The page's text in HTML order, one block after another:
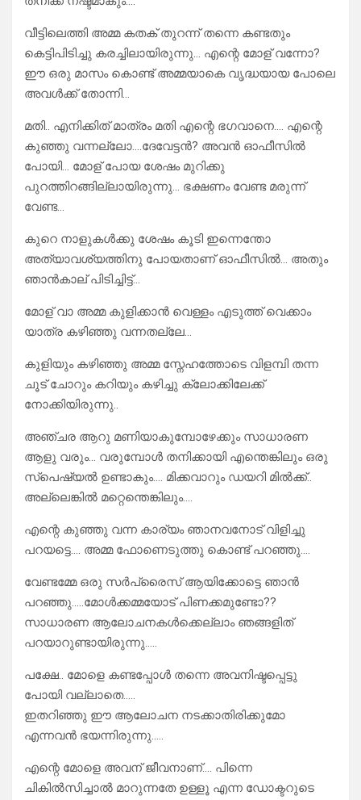
വീട്ടിലെത്തി അമ്മ കതക് തുറന്ന് തന്നെ കണ്ടതും
കെട്ടിപിടിച്ചു കരച്ചിലായിരുന്നു… എന്റെ മോള് വന്നോ?
ഈ ഒരു മാസം കൊണ്ട് അമ്മയാകെ വൃദ്ധയായ പോലെ
അവൾക്ക് തോന്നി…
മതി.. എനിക്കിത് മാത്രം മതി എന്റെ ഭഗവാനെ…. എന്റെ
കുഞ്ഞു വന്നല്ലോ….ദേവേട്ടൻ? അവൻ ഓഫീസിൽ
പോയി… മോള് പോയ ശേഷം മുറിക്കു
പുറത്തിറങ്ങില്ലായിരുന്നു… ഭക്ഷണം വേണ്ട മരുന്ന്
വേണ്ട…
കുറെ നാളുകൾക്കു ശേഷം കൂടി ഇന്നെന്തോ
അത്യാവശ്യത്തിനു പോയതാണ് ഓഫീസിൽ… അതും
ഞാൻകാല് പിടിച്ചിട്ട്…
മോള് വാ അമ്മ കുളിക്കാൻ വെള്ളം എടുത്ത് വെക്കാം
യാത്ര കഴിഞ്ഞു വന്നതല്ലേ…
കുളിയും കഴിഞ്ഞു അമ്മ സ്നേഹത്തോടെ വിളമ്പി തന്ന
ചൂട് ചോറും കറിയും കഴിച്ചു ക്ലോക്കിലേക്ക്
നോക്കിയിരുന്നു..
അഞ്ചര ആറു മണിയാകുമ്പോഴേക്കും സാധാരണ
ആളു വരും… വരുമ്പോൾ തനിക്കായി എന്തെങ്കിലും ഒരു
സ്പെഷ്യൽ ഉണ്ടാകും…. മിക്കവാറും ഡയറി മിൽക്ക്..
അല്ലെങ്കിൽ മറ്റെന്തെങ്കിലും….
എന്റെ കുഞ്ഞു വന്ന കാര്യം ഞാനവനോട് വിളിച്ചു
പറയട്ടെ…. അമ്മ ഫോണെടുത്തു കൊണ്ട് പറഞ്ഞു….
വേണ്ടമ്മേ ഒരു സർപ്രൈസ് ആയിക്കോട്ടെ ഞാൻ
പറഞ്ഞു…..മോൾക്കമ്മയോട് പിണക്കമുണ്ടോ??
സാധാരണ ആലോചനകൾക്കെല്ലാം ഞങ്ങളിത്
പറയാറുണ്ടായിരുന്നു…..
പക്ഷേ.. മോളെ കണ്ടപ്പോൾ തന്നെ അവനിഷ്ടപ്പെട്ടു
പോയി വല്ലാതെ…..
ഇതറിഞ്ഞു ഈ ആലോചന നടക്കാതിരിക്കുമോ
എന്നവൻ ഭയന്നിരുന്നു…..
എന്റെ മോളെ അവന് ജീവനാണ്…. പിന്നെ
ചികിൽസിച്ചാൽ മാറുന്നതേ ഉള്ളൂ എന്ന ഡോക്ടറുടെ